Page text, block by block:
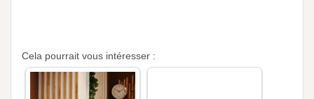
Cela pourrait vous intéresser :